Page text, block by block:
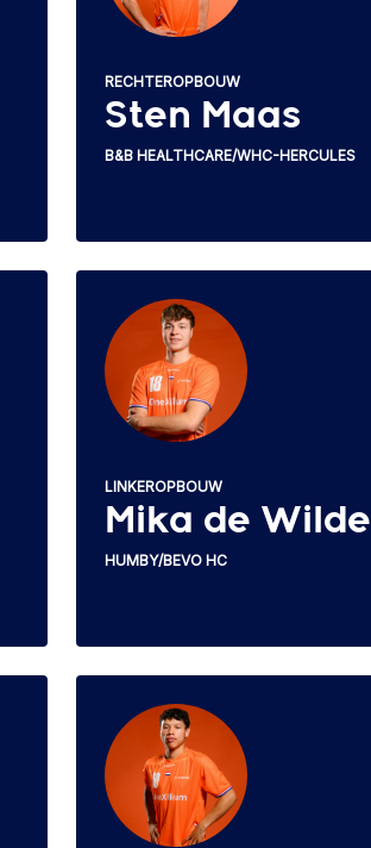
RECHTEROPBOUW
Sten Maas
B&B HEALTHCARE/WHC-HERCULES
LINKEROPBOUW
Mika de Wilde
HUMBY/BEVO HC